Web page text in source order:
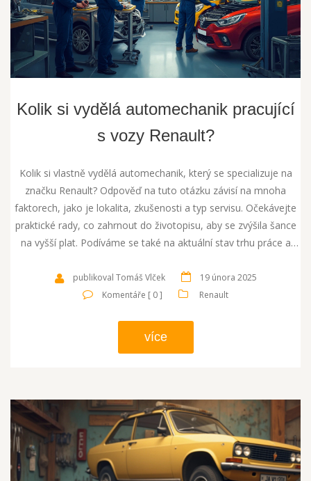
Kolik si vydělá automechanik pracující
s vozy Renault?
Kolik si vlastně vydělá automechanik, který se specializuje na
značku Renault? Odpověď na tuto otázku závisí na mnoha
faktorech, jako je lokalita, zkušenosti a typ servisu. Očekávejte
praktické rady, co zahrnout do životopisu, aby se zvýšila šance
na vyšší plat. Podíváme se také na aktuální stav trhu práce a
publikoval Tomáš Vlček
19 února 2025
Komentáře [ 0 ]
Renault
více